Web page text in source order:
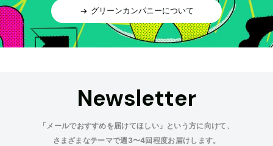
グリーンカンパニーについて
Newsletter
「メールでおすすめを届けてほしい」という方に向けて、
さまざまなテーマで週3〜4回程度お届けします。